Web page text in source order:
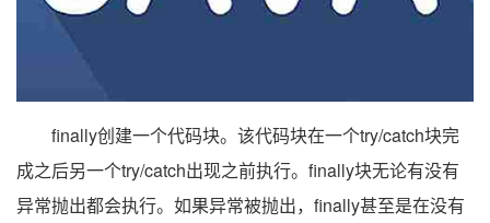
finally创建一个代码块。该代码块在一个try/catch块完
成之后另一个try/catch出现之前执行。finally块无论有没有
异常抛出都会执行。如果异常被抛出，finally甚至是在没有